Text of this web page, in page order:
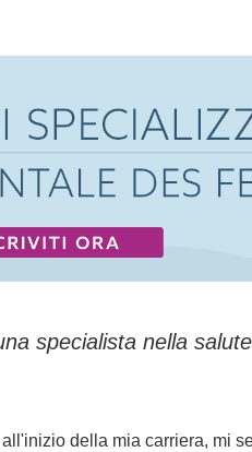
specialista nella
della mia carriera, mi